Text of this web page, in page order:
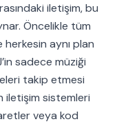
iletişim, bu
Öncelikle tüm
herkesin aynı plan
sadece müziği
takip etmesi
iletişim sistemleri
veya kod